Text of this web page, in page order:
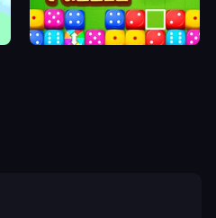
Dice Puzzle